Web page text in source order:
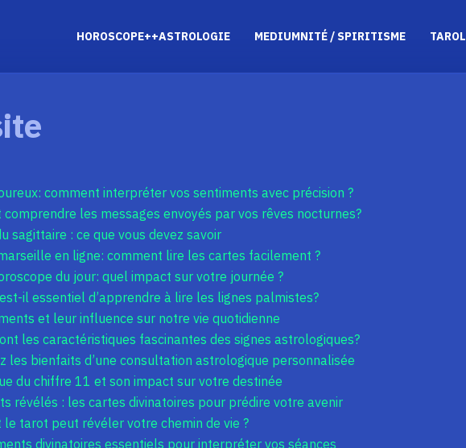
HOROSCOPE++ASTROLOGIE MEDIUMNITÉ / SPIRITISME
comment interpréter vos sentiments avec précision ?
comprendre les messages envoyés par vos rêves nocturnes?
sagittaire : ce que vous devez savoir
en ligne: comment lire les cartes facilement ?
du jour: quel impact sur votre journée ?
il essentiel d’apprendre à lire les lignes palmistes?
et leur influence sur notre vie quotidienne
les caractéristiques fascinantes des signes astrologiques?
les bienfaits d’une consultation astrologique personnalisée
du chiffre 11 et son impact sur votre destinée
révélés : les cartes divinatoires pour prédire votre avenir
le tarot peut révéler votre chemin de vie ?
divinatoires essentiels pour interpréter vos séances